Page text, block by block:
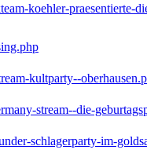
koehler-praesentierte-
kultparty--
stream--die-
schlagerparty-im-